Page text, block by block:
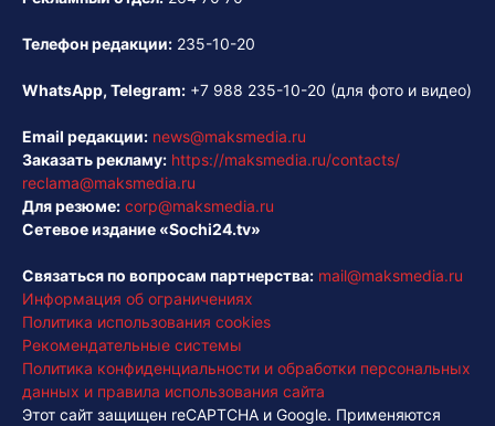
Телефон редакции: 235-10-20
WhatsApp, Telegram: +7 988 235-10-20 (для фото и видео)
Email редакции: news@maksmedia.ru
Заказать рекламу: https://maksmedia.ru/contacts/
reclama@maksmedia.ru
Для резюме: corp@maksmedia.ru
Сетевое издание «Sochi24.tv»
Связаться по вопросам партнерства: mail@maksmedia.ru
Информация об ограничениях
Политика использования cookies
Рекомендательные системы
Политика конфиденциальности и обработки персональных
данных и правила использования сайта
Этот сайт защищен reCAPTCHA и Google. Применяются